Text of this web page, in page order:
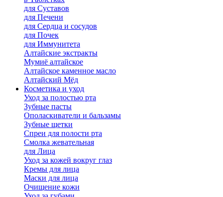
для Cуставов
для Печени
для Сердца и сосудов
для Почек
для Иммунитета
Алтайские экстракты
Мумиё алтайское
Алтайское каменное масло
Алтайский Мёд
Косметика и уход
Уход за полостью рта
Зубные пасты
Ополаскиватели и бальзамы
Зубные щетки
Спреи для полости рта
Смолка жевательная
для Лица
Уход за кожей вокруг глаз
Кремы для лица
Маски для лица
Очищение кожи